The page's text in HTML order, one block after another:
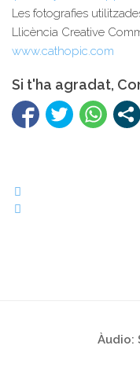
Les fotografies
Llicència Creative
www.cathopic.com
Si t'ha agradat,
Àudio: